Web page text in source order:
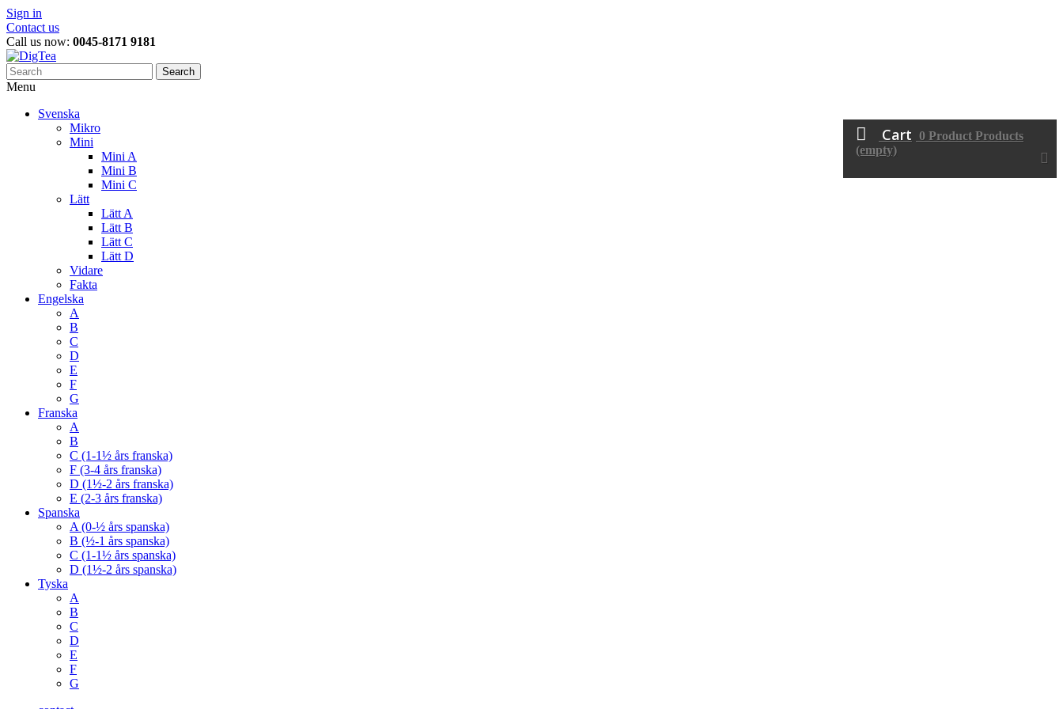
Sign in
Contact us
Call us now: 0045-8171 9181
Search
Cart 0 Product Products
(empty)
Menu
Svenska
Mikro
Mini
Mini A
Mini B
Mini C
Lätt
Lätt A
Lätt B
Lätt C
Lätt D
Vidare
Fakta
Engelska
A
B
C
D
E
F
G
Franska
A
B
C (1-1½ års franska)
F (3-4 års franska)
D (1½-2 års franska)
E (2-3 års franska)
Spanska
A (0-½ års spanska)
B (½-1 års spanska)
C (1-1½ års spanska)
D (1½-2 års spanska)
Tyska
A
B
C
D
E
F
G